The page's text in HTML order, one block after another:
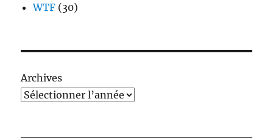
WTF (30)
Archives